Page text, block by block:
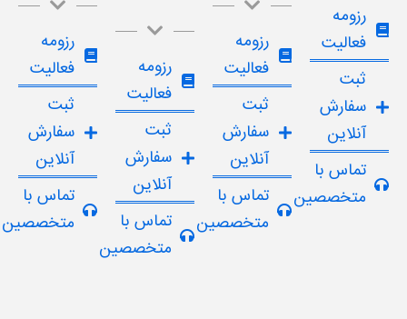
رزومه
فعالیت
ثبت
سفارش
آنلاین
تماس با
متخصصین
رزومه
فعالیت
ثبت
سفارش
آنلاین
تماس با
متخصصین
رزومه
فعالیت
ثبت
سفارش
آنلاین
تماس با
متخصصین
رزومه
فعالیت
ثبت
سفارش
آنلاین
تماس با
متخصصین